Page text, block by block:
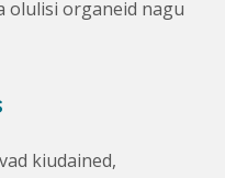
olulisi organeid nagu
kiudained,